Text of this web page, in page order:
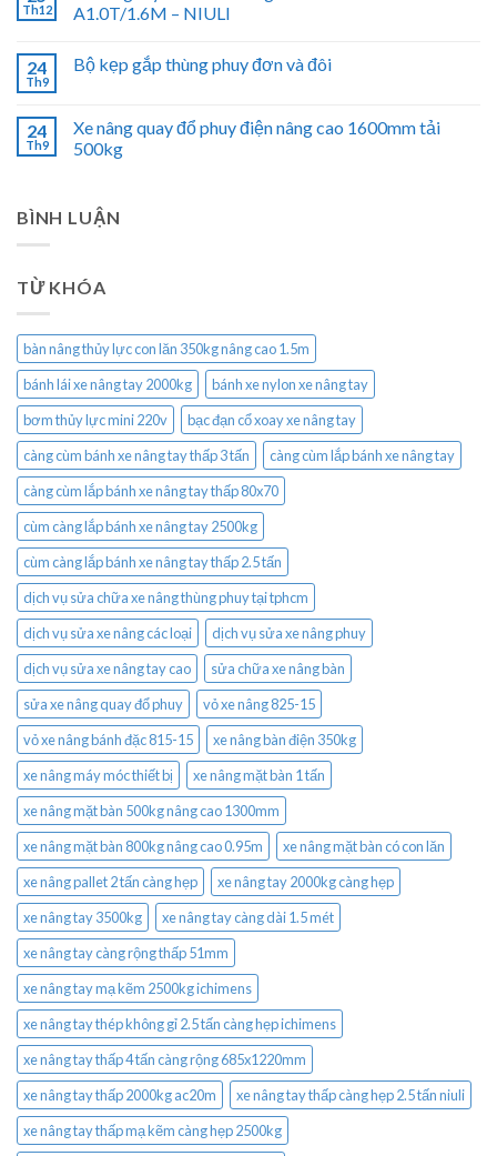
Th12
A1.0T/1.6M – NIULI
24
Th9
Bộ kẹp gắp thùng phuy đơn và đôi
24
Th9
Xe nâng quay đổ phuy điện nâng cao 1600mm tải
500kg
BÌNH LUẬN
TỪ KHÓA
bàn nâng thủy lực con lăn 350kg nâng cao 1.5m
bánh lái xe nâng tay 2000kg
bánh xe nylon xe nâng tay
bơm thủy lực mini 220v
bạc đạn cổ xoay xe nâng tay
càng cùm bánh xe nâng tay thấp 3 tấn
càng cùm lắp bánh xe nâng tay
càng cùm lắp bánh xe nâng tay thấp 80x70
cùm càng lắp bánh xe nâng tay 2500kg
cùm càng lắp bánh xe nâng tay thấp 2.5 tấn
dịch vụ sửa chữa xe nâng thùng phuy tại tphcm
dịch vụ sửa xe nâng các loại
dịch vụ sửa xe nâng phuy
dịch vụ sửa xe nâng tay cao
sửa chữa xe nâng bàn
sửa xe nâng quay đổ phuy
vỏ xe nâng 825-15
vỏ xe nâng bánh đặc 815-15
xe nâng bàn điện 350kg
xe nâng máy móc thiết bị
xe nâng mặt bàn 1 tấn
xe nâng mặt bàn 500kg nâng cao 1300mm
xe nâng mặt bàn 800kg nâng cao 0.95m
xe nâng mặt bàn có con lăn
xe nâng pallet 2 tấn càng hẹp
xe nâng tay 2000kg càng hẹp
xe nâng tay 3500kg
xe nâng tay càng dài 1.5 mét
xe nâng tay càng rộng thấp 51mm
xe nâng tay mạ kẽm 2500kg ichimens
xe nâng tay thép không gỉ 2.5 tấn càng hẹp ichimens
xe nâng tay thấp 4 tấn càng rộng 685x1220mm
xe nâng tay thấp 2000kg ac20m
xe nâng tay thấp càng hẹp 2.5 tấn niuli
xe nâng tay thấp mạ kẽm càng hẹp 2500kg